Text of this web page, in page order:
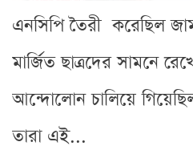
এনসিপি তৈরী করেছিল
মার্জিত ছাত্রদের সামনে
আন্দোলোন চালিয়ে
তারা এই...